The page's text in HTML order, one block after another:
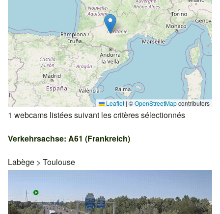
Leaflet | ©OpenStreetMapcontributors
1 webcams listées suivant les critères sélectionnés
Verkehrsachse: A61 (Frankreich)
Labège > Toulouse